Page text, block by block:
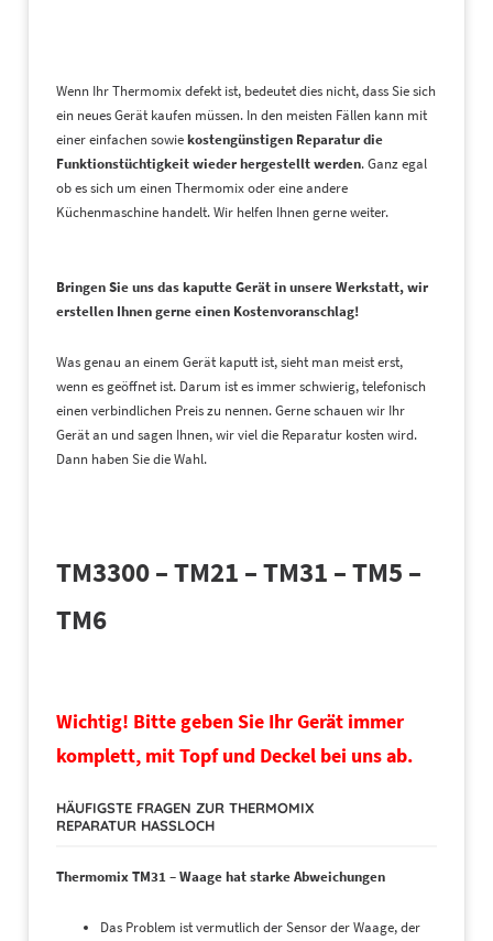
Wenn Ihr Thermomix defekt ist, bedeutet dies nicht, dass Sie sich
ein neues Gerät kaufen müssen. In den meisten Fällen kann mit
einer einfachen sowiekostengünstigen Reparatur die
Funktionstüchtigkeit wieder hergestellt werden. Ganz egal
ob es sich um einen Thermomix oder eine andere
Küchenmaschine handelt. Wir helfen Ihnen gerne weiter.
Bringen Sie uns das kaputte Gerät in unsere Werkstatt, wir
erstellen Ihnen gerne einen Kostenvoranschlag!
Was genau an einem Gerät kaputt ist, sieht man meist erst,
wenn es geöffnet ist. Darum ist es immer schwierig, telefonisch
einen verbindlichen Preis zu nennen. Gerne schauen wir Ihr
Gerät an und sagen Ihnen, wir viel die Reparatur kosten wird.
Dann haben Sie die Wahl.
TM3300 – TM21 – TM31 – TM5 –
TM6
Wichtig! Bitte geben Sie Ihr Gerät immer
komplett, mit Topf und Deckel bei uns ab.
HÄUFIGSTE FRAGEN ZUR THERMOMIX
REPARATUR HASSLOCH
Thermomix TM31 – Waage hat starke Abweichungen
Das Problem ist vermutlich der Sensor der Waage, der